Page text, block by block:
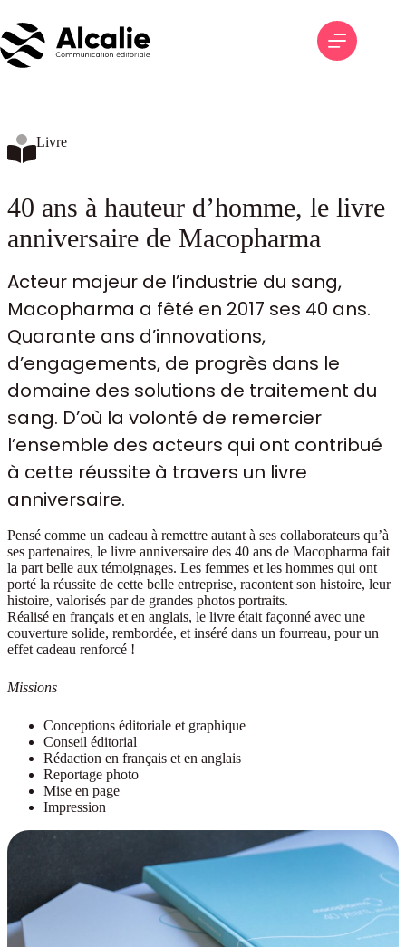
contenu
Livre
40 ans à hauteur d’homme, le livre
anniversaire de Macopharma
Acteur majeur de l’industrie du sang,
Macopharma a fêté en 2017 ses 40 ans.
Quarante ans d’innovations,
d’engagements, de progrès dans le
domaine des solutions de traitement du
sang. D’où la volonté de remercier
l’ensemble des acteurs qui ont contribué
à cette réussite à travers un livre
anniversaire.
Pensé comme un cadeau à remettre autant à ses collaborateurs qu’à
ses partenaires, le livre anniversaire des 40 ans de Macopharma fait
la part belle aux témoignages. Les femmes et les hommes qui ont
porté la réussite de cette belle entreprise, racontent son histoire, leur
histoire, valorisés par de grandes photos portraits.
Réalisé en français et en anglais, le livre était façonné avec une
couverture solide, rembordée, et inséré dans un fourreau, pour un
effet cadeau renforcé !
Missions
Conceptions éditoriale et graphique
Conseil éditorial
Rédaction en français et en anglais
Reportage photo
Mise en page
Impression